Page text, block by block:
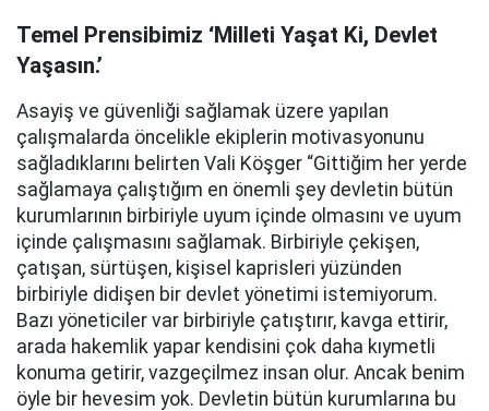
Temel Prensibimiz ‘Milleti Yaşat Ki, Devlet
Yaşasın.’
Asayiş ve güvenliği sağlamak üzere yapılan
çalışmalarda öncelikle ekiplerin motivasyonunu
sağladıklarını belirten Vali Köşger “Gittiğim her yerde
sağlamaya çalıştığım en önemli şey devletin bütün
kurumlarının birbiriyle uyum içinde olmasını ve uyum
içinde çalışmasını sağlamak. Birbiriyle çekişen,
çatışan, sürtüşen, kişisel kaprisleri yüzünden
birbiriyle didişen bir devlet yönetimi istemiyorum.
Bazı yöneticiler var birbiriyle çatıştırır, kavga ettirir,
arada hakemlik yapar kendisini çok daha kıymetli
konuma getirir, vazgeçilmez insan olur. Ancak benim
öyle bir hevesim yok. Devletin bütün kurumlarına bu